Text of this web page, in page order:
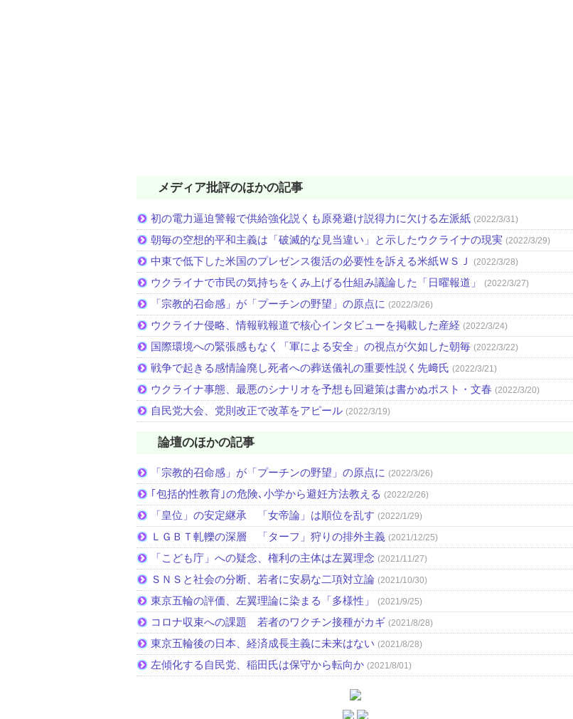
メディア批評のほかの記事
初の電力逼迫警報で供給強化説くも原発避け説得力に欠ける左派紙 (2022/3/31)
朝毎の空想的平和主義は「破滅的な見当違い」と示したウクライナの現実 (2022/3/29)
中東で低下した米国のプレゼンス復活の必要性を訴える米紙ＷＳＪ (2022/3/28)
ウクライナで市民の気持ちをくみ上げる仕組み議論した「日曜報道」 (2022/3/27)
「宗教的召命感」が「プーチンの野望」の原点に (2022/3/26)
ウクライナ侵略、情報戦報道で核心インタビューを掲載した産経 (2022/3/24)
国際環境への緊張感もなく「軍による安全」の視点が欠如した朝毎 (2022/3/22)
戦争で起きる感情論廃し死者への葬送儀礼の重要性説く先﨑氏 (2022/3/21)
ウクライナ事態、最悪のシナリオを予想も回避策は書かぬポスト・文春 (2022/3/20)
自民党大会、党則改正で改革をアピール (2022/3/19)
論壇のほかの記事
「宗教的召命感」が「プーチンの野望」の原点に (2022/3/26)
｢包括的性教育｣の危険､小学から避妊方法教える (2022/2/26)
「皇位」の安定継承 「女帝論」は順位を乱す (2022/1/29)
ＬＧＢＴ軋轢の深層 「ターフ」狩りの排外主義 (2021/12/25)
「こども庁」への疑念、権利の主体は左翼理念 (2021/11/27)
ＳＮＳと社会の分断、若者に安易な二項対立論 (2021/10/30)
東京五輪の評価、左翼理論に染まる「多様性」 (2021/9/25)
コロナ収束への課題 若者のワクチン接種がカギ (2021/8/28)
東京五輪後の日本、経済成長主義に未来はない (2021/8/28)
左傾化する自民党、稲田氏は保守から転向か (2021/8/01)